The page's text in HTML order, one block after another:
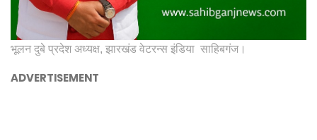
भूलन दुबे प्रदेश अध्यक्ष, झारखंड वेटरन्स इंडिया साहिबगंज।
ADVERTISEMENT